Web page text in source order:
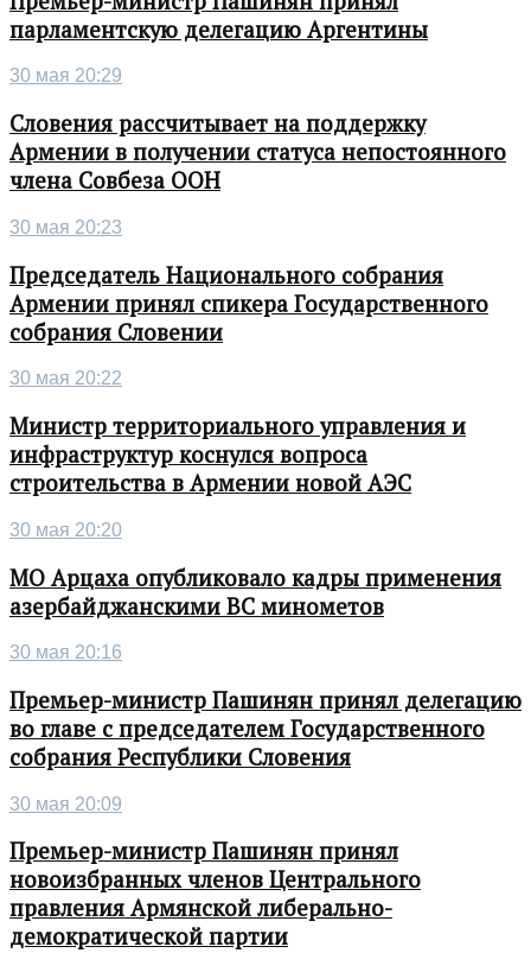
парламентскую делегацию Аргентины
30 мая 20:29
Словения рассчитывает на поддержку
Армении в получении статуса непостоянного
члена Совбеза ООН
30 мая 20:23
Председатель Национального собрания
Армении принял спикера Государственного
собрания Словении
30 мая 20:22
Министр территориального управления и
инфраструктур коснулся вопроса
строительства в Армении новой АЭС
30 мая 20:20
МО Арцаха опубликовало кадры применения
азербайджанскими ВС минометов
30 мая 20:16
Премьер-министр Пашинян принял делегацию
во главе с председателем Государственного
собрания Республики Словения
30 мая 20:09
Премьер-министр Пашинян принял
новоизбранных членов Центрального
правления Армянской либерально-
демократической партии